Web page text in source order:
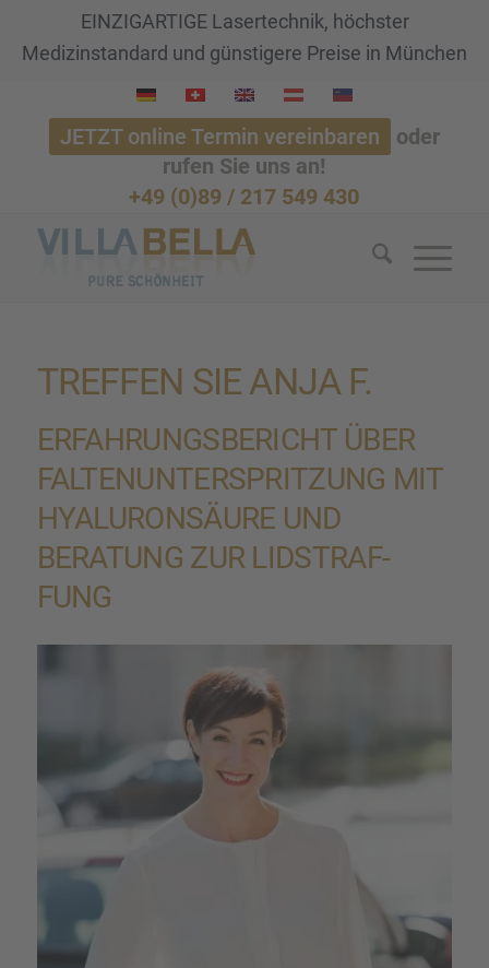
EINZIGARTIGE Lasertechnik, höchster
Medizinstandard und günstigere Preise in München
JETZT online Termin vereinbaren
oder
rufen Sie uns an!
+49 (0)89 / 217 549 430
TREFFEN SIE ANJA F.
ERFAH­RUNGS­BE­RICHT ÜBER
FALTEN­UN­TER­SPRIT­ZUNG MIT
HYALU­RON­SÄURE UND
BERATUNG ZUR LIDSTRAF­
FUNG